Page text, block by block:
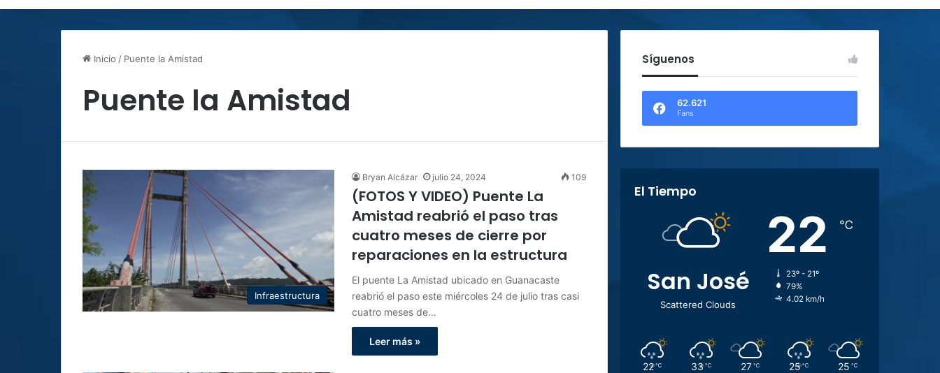
Inicio / Puente la Amistad
Puente la Amistad
Infraestructura
Bryan Alcázar julio 24, 2024 109
(FOTOS Y VIDEO) Puente La
Amistad reabrió el paso tras
cuatro meses de cierre por
reparaciones en la estructura
El puente La Amistad ubicado en Guanacaste
reabrió el paso este miércoles 24 de julio tras casi
cuatro meses de…
Leer más »
Síguenos
62.621
Fans
El Tiempo
San José
Scattered Clouds
22 ℃
23º - 21º
79%
4.02 km/h
22 ℃ 33 ℃ 27 ℃ 25 ℃ 25 ℃